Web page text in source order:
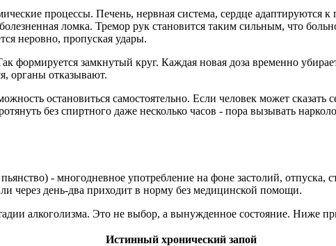
процессы. Печень, нервная система, сердце адаптируются
ломка. Тремор рук становится таким сильным, что
неровно, пропуская удары.
формируется замкнутый круг. Каждая новая доза временно
органы отказывают.
остановиться самостоятельно. Если человек может сказать
без спиртного даже несколько часов - пора вызывать
- многодневное употребление на фоне застолий, отпуска,
через день-два приходит в норму без медицинской помощи.
алкоголизма. Это не выбор, а вынужденное состояние. Ниже
Истинный хронический запой